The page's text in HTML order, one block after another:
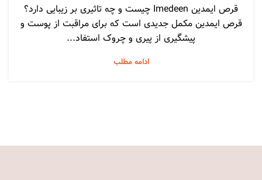
قرص ایمدین Imedeen چیست و چه تاثیری بر زیبایی دارد؟
قرص ایمدین مکمل جدیدی است که برای مراقبت از پوست و
پیشگیری از پیری و چروک استفاد...
ادامه مطلب